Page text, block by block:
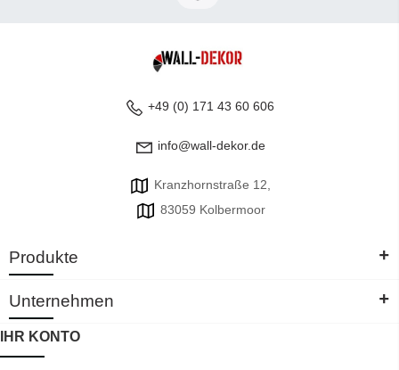
+49 (0) 171 43 60 606
info@wall-dekor.de
Kranzhornstraße 12,
83059 Kolbermoor
Produkte +
Unternehmen +
IHR KONTO